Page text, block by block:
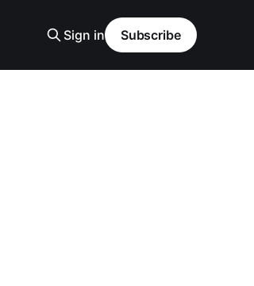
Sign in Subscribe